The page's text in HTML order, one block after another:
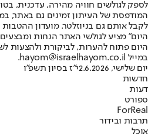
לספק לגולשים חוויה מהירה, עדכנית,
המודפסת של העיתון זמינים גם באתר,
לקבל אותם גם בניוזלטר. מועדון
היום" מציע לגולשי האתר הנחות
היום פתוח להערות, לביקורת ולהצעות
במייל hayom@israelhayom.co.il.
יום שלישי, 2.6.2026
י"ז בסיון תשפ"ו
חדשות
דעות
ספורט
ForReal
תרבות ובידור
אוכל